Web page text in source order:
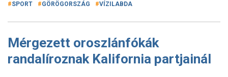
SPORT GÖRÖGORSZÁG VÍZILABDA
Mérgezett oroszlánfókák
randalíroznak Kalifornia partjainál